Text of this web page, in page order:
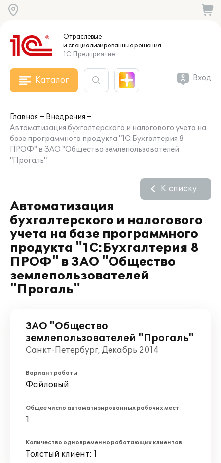
Отраслевые
и специализированныерешения
1С:Предприятие
Каталог Вход
Главная
Внедрения
Автоматизация бухгалтерского и налогового учета на
базе программного продукта "1С:Бухгалтерия 8
ПРОФ" в ЗАО "Общество землепользователей
"Прогаль"
Автоматизация
бухгалтерского и налогового
учета на базе программного
продукта "1С:Бухгалтерия 8
ПРОФ" в ЗАО "Общество
землепользователей
"Прогаль"
К списку
ЗАО "Общество
землепользователей "Прогаль"
Санкт-Петербург, Декабрь 2014
Вариант работы
Файловый
Общее число автоматизированных рабочих мест
1
Количество одновременно работающих клиентов
Толстый клиент: 1